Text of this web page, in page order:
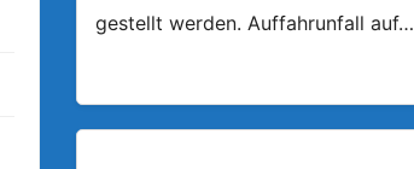
gestellt werden. Auffahrunfall auf…